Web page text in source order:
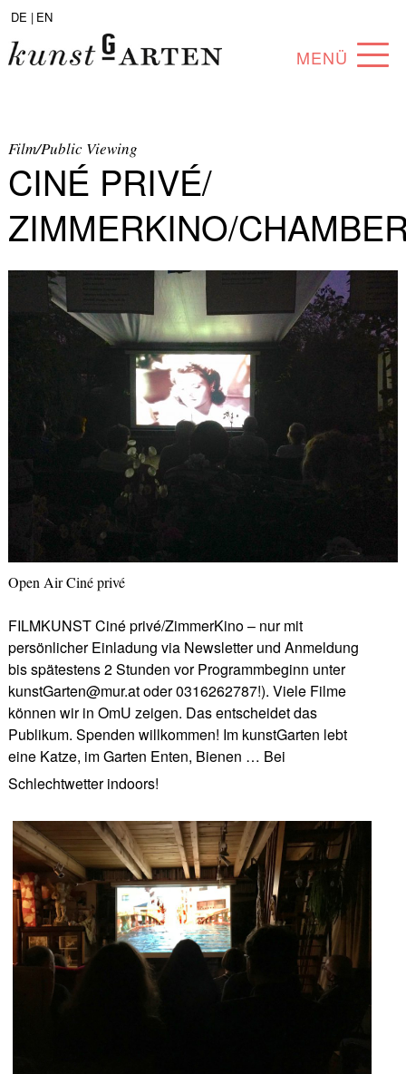
DE | EN
MENÜ
SAMMLUNG
KÜNSTLER*INNEN
PARTNER*INNEN
ANGEBOTE
Film/Public Viewing
CINÉ PRIVÉ/
ZIMMERKINO/
Open Air Ciné privé
FILMKUNST Ciné privé/ZimmerKino – nur mit
persönlicher Einladung via Newsletter und Anmeldung
bis spätestens 2 Stunden vor Programmbeginn unter
kunstGarten@mur.at oder 0316262787!). Viele Filme
können wir in OmU zeigen. Das entscheidet das
Publikum. Spenden willkommen! Im kunstGarten lebt
eine Katze, im Garten Enten, Bienen … Bei
Schlechtwetter indoors!